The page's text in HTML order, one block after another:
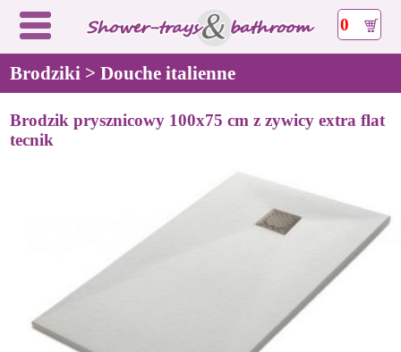
0
Brodziki > Douche italienne
Brodzik prysznicowy 100x75 cm z zywicy extra flat
tecnik